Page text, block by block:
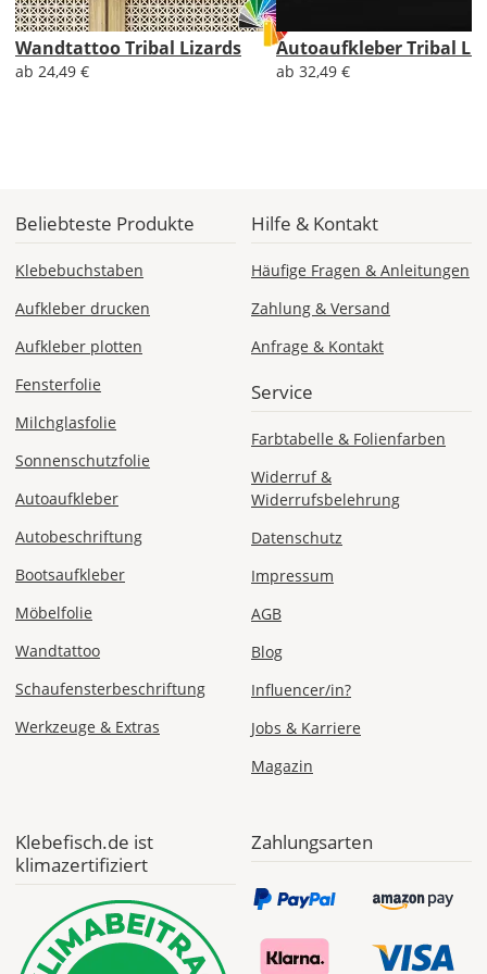
Versandkosten?
Economy
Deutschland
Sa., 22.08.
1,99 EUR
ohne
Versandkosten 1,99
Deutschland
ab 7,98
Produktionsaufschlag
ab 5,99 EUR*
Versandkosten 1,99
EUR
AT
CH
Wandtattoo Tribal Lizards
ab 24,49 €
Autoaufkleber Tribal
ab 32,49 €
Beliebteste Produkte
Klebebuchstaben
Aufkleber drucken
Aufkleber plotten
Fensterfolie
Milchglasfolie
Sonnenschutzfolie
Autoaufkleber
Autobeschriftung
Bootsaufkleber
Möbelfolie
Wandtattoo
Schaufensterbeschriftung
Werkzeuge & Extras
Hilfe & Kontakt
Häufige Fragen & Anleitungen
Zahlung & Versand
Anfrage & Kontakt
Service
Farbtabelle & Folienfarben
Widerruf &
Widerrufsbelehrung
Datenschutz
Impressum
AGB
Blog
Influencer/in?
Jobs & Karriere
Magazin
Klebefisch.de ist
klimazertifiziert
Zahlungsarten